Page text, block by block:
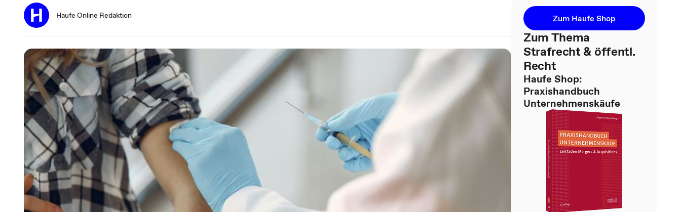
Haufe Online Redaktion Zum Haufe Shop
Zum Thema
Strafrecht & öffentl.
Recht
Haufe Shop:
Praxishandbuch
Unternehmenskäufe